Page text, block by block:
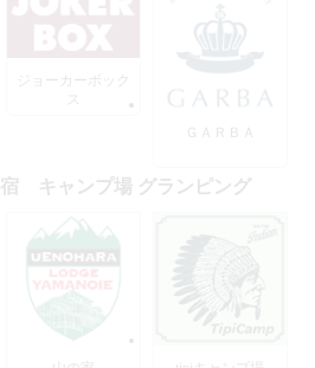
ジョーカーボック
ス
ＧＡＲＢＡ
宿 キャンプ場 グランピング